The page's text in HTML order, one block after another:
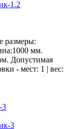
размеры:
мм.
Допустимая
- мест: 1 | вес:
3